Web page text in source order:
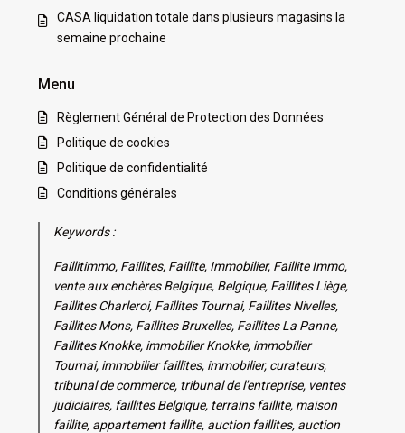
CASA liquidation totale dans plusieurs magasins la
semaine prochaine
Menu
Règlement Général de Protection des Données
Politique de cookies
Politique de confidentialité
Conditions générales
Keywords :
Faillitimmo, Faillites, Faillite, Immobilier, Faillite Immo,
vente aux enchères Belgique, Belgique, Faillites Liège,
Faillites Charleroi, Faillites Tournai, Faillites Nivelles,
Faillites Mons, Faillites Bruxelles, Faillites La Panne,
Faillites Knokke, immobilier Knokke, immobilier
Tournai, immobilier faillites, immobilier, curateurs,
tribunal de commerce, tribunal de l'entreprise, ventes
judiciaires, faillites Belgique, terrains faillite, maison
faillite, appartement faillite, auction faillites, auction